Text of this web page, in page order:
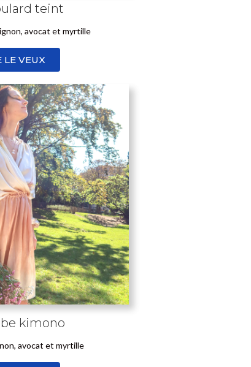
teint
avocat et myrtille
LE VEUX
kimono
avocat et myrtille